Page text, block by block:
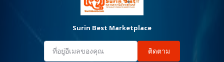
Surin Best Marketplace
ติดตาม